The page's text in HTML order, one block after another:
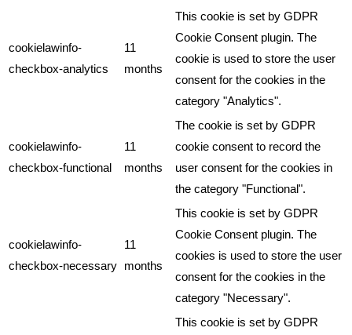
cookielawinfo-
checkbox-analytics
11
months
This cookie is set by GDPR
Cookie Consent plugin. The
cookie is used to store the user
consent for the cookies in the
category "Analytics".
cookielawinfo-
checkbox-functional
11
months
The cookie is set by GDPR
cookie consent to record the
user consent for the cookies in
the category "Functional".
cookielawinfo-
checkbox-necessary
11
months
This cookie is set by GDPR
Cookie Consent plugin. The
cookies is used to store the user
consent for the cookies in the
category "Necessary".
This cookie is set by GDPR